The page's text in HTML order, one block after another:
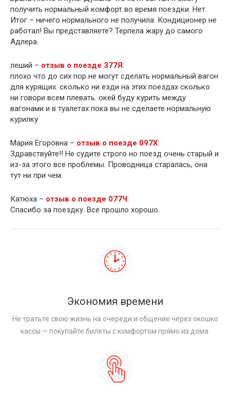
получить нормальный комфорт во время поездки. Нет.
Итог – ничего нормального не получила. Кондиционер не
работал! Вы представляете? Терпела жару до самого
Адлера.
леший – отзыв о поезде 377Я:
плохо что до сих пор не могут сделать нормальный вагон
для курящих. сколько ни езди на этих поездах сколько
ни говори всем плевать. окей буду курить между
вагонами и в туалетах пока вы не сделаете нормальную
курилку
Мария Егоровна – отзыв о поезде 097Х:
Здравствуйте!! Не судите строго но поезд очень старый и
из-за этого все проблемы. Проводница старалась, она
тут ни при чем.
Катюха – отзыв о поезде 077Ч:
Спасибо за поездку. Все прошло хорошо.
Экономия времени
Не тратьте свою жизнь на очереди и общение через окошко
кассы — покупайте билеты с комфортом прямо из дома.